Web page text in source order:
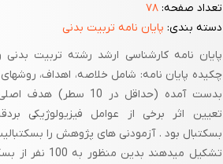
تعداد صفحه:۷۸
دسته بندی: پایان نامه تربیت بدنی
پایان نامه کارشناسی ارشد رشته تربیت
چکیده پایان نامه: شامل خلاصه، اهداف، روشهای
بدست آمده (حداقل در 10
تعیین اثر برخی از عوامل فیزیولوژیکی
بسکتبال بود . آزمودنی های پژوهش را
تشکیل میدهند بدین